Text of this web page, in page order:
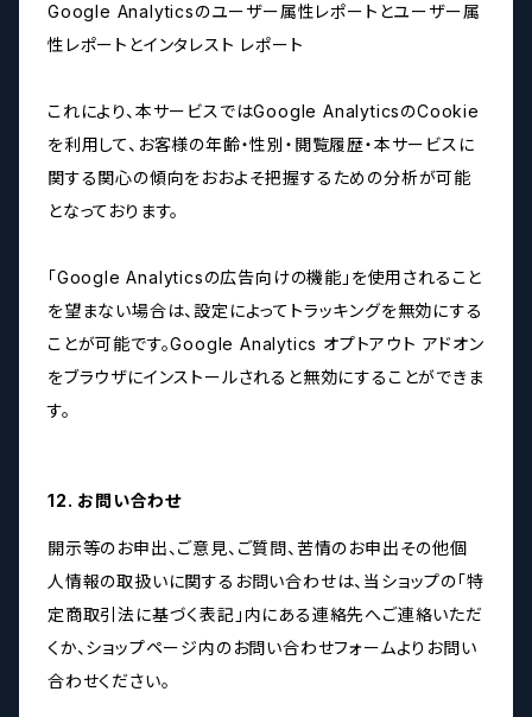
Google Analyticsのユーザー属性レポートとユーザー属
性レポートとインタレスト レポート
これにより、本サービスではGoogle AnalyticsのCookie
を利用して、お客様の年齢・性別・閲覧履歴・本サービスに
関する関心の傾向をおおよそ把握するための分析が可能
となっております。
「Google Analyticsの広告向けの機能」を使用されること
を望まない場合は、設定によってトラッキングを無効にする
ことが可能です。Google Analytics オプトアウト アドオン
をブラウザにインストールされると無効にすることができま
す。
12. お問い合わせ
開示等のお申出、ご意見、ご質問、苦情のお申出その他個
人情報の取扱いに関するお問い合わせは、当ショップの「特
定商取引法に基づく表記」内にある連絡先へご連絡いただ
くか、ショップページ内のお問い合わせフォームよりお問い
合わせください。